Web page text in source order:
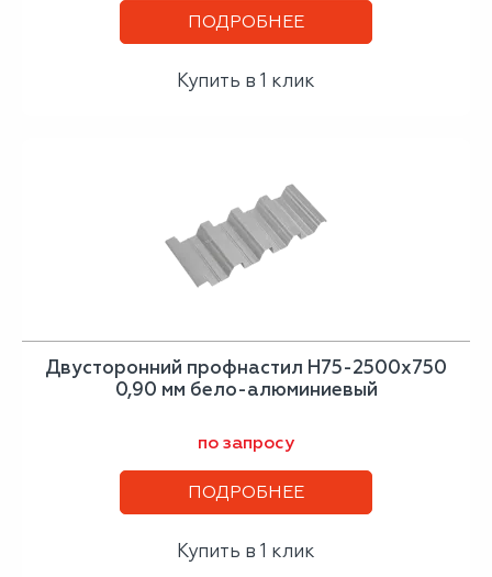
ПОДРОБНЕЕ
Купить в 1 клик
Двусторонний профнастил Н75-2500х750
0,90 мм бело-алюминиевый
по запросу
ПОДРОБНЕЕ
Купить в 1 клик